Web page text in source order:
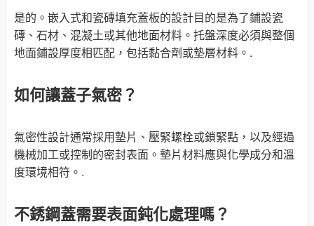
是的。嵌入式和瓷磚填充蓋板的設計目的是為了鋪設瓷
磚、石材、混凝土或其他地面材料。托盤深度必須與整個
地面鋪設厚度相匹配，包括黏合劑或墊層材料。.
如何讓蓋子氣密？
氣密性設計通常採用墊片、壓緊螺栓或鎖緊點，以及經過
機械加工或控制的密封表面。墊片材料應與化學成分和溫
度環境相符。.
不銹鋼蓋需要表面鈍化處理嗎？